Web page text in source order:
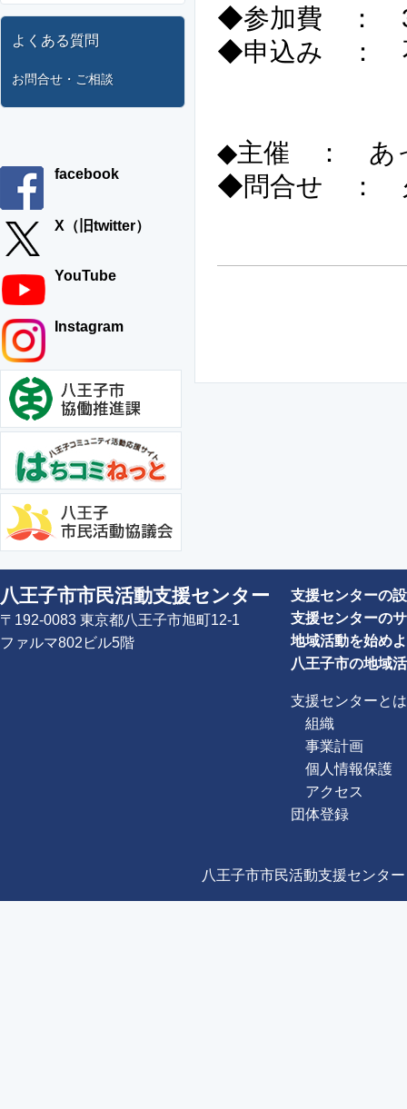
よくある質問
お問合せ・ご相談
facebook
X（旧twitter）
YouTube
Instagram
◆参加費 ：
◆申込み ：
◆主催 ： あ
◆問合せ ：
八王子市市民活動支援センター
〒192-0083 東京都八王子市旭町12-1
ファルマ802ビル5階
支援センターの
支援センターの
地域活動を始め
八王子市の地域
支援センターとは
組織
事業計画
個人情報保護
アクセス
団体登録
八王子市市民活動支援センタ